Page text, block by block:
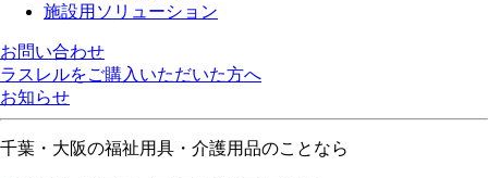
施設用ソリューション
お問い合わせ
ラスレルをご購入いただいた方へ
お知らせ
千葉・大阪の福祉用具・介護用品のことなら